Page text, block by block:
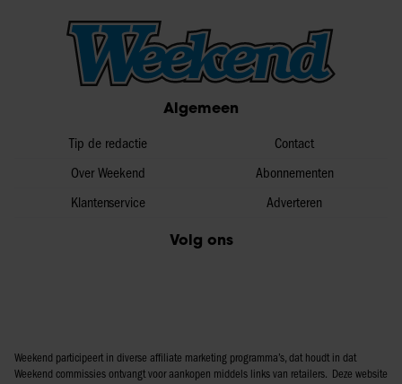
Algemeen
Tip de redactie
Over Weekend
Klantenservice
Contact
Abonnementen
Adverteren
Volg ons
Weekend participeert in diverse affiliate marketing programma’s, dat houdt in dat
Weekend commissies ontvangt voor aankopen middels links van retailers. Deze website